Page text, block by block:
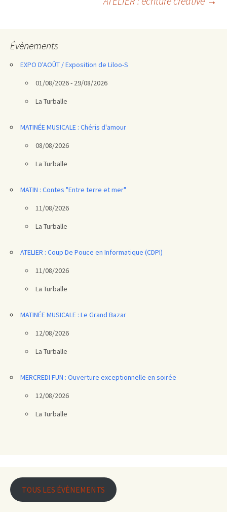
Évènements
EXPO D'AOÛT / Exposition de Liloo-S
01/08/2026 - 29/08/2026
La Turballe
MATINÉE MUSICALE : Chéris d'amour
08/08/2026
La Turballe
MATIN : Contes "Entre terre et mer"
11/08/2026
La Turballe
ATELIER : Coup De Pouce en Informatique (CDPI)
11/08/2026
La Turballe
MATINÉE MUSICALE : Le Grand Bazar
12/08/2026
La Turballe
MERCREDI FUN : Ouverture exceptionnelle en soirée
12/08/2026
La Turballe
TOUS LES ÉVÈNEMENTS